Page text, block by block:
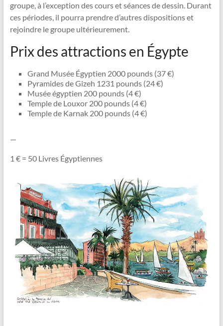
groupe, à l’exception des cours et séances de dessin. Durant
ces périodes, il pourra prendre d’autres dispositions et
rejoindre le groupe ultérieurement.
Prix ​​des attractions en Égypte
Grand Musée Égyptien 2000 pounds (37 €)
Pyramides de Gizeh 1231 pounds (24 €)
Musée égyptien 200 pounds (4 €)
Temple de Louxor 200 pounds (4 €)
Temple de Karnak 200 pounds (4 €)
—
1 € = 50 Livres Égyptiennes